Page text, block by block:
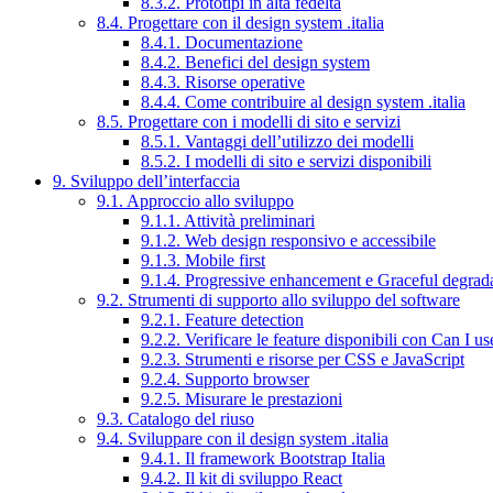
8.4. Progettare con il design system .italia
8.4.1. Documentazione
8.4.2. Benefici del design system
8.4.3. Risorse operative
8.4.4. Come contribuire al design system .italia
8.5. Progettare con i modelli di sito e servizi
8.5.1. Vantaggi dell’utilizzo dei modelli
8.5.2. I modelli di sito e servizi disponibili
9. Sviluppo dell’interfaccia
9.1. Approccio allo sviluppo
9.1.1. Attività preliminari
9.1.2. Web design responsivo e accessibile
9.1.3. Mobile first
9.1.4. Progressive enhancement e Graceful
9.2. Strumenti di supporto allo sviluppo del software
9.2.1. Feature detection
9.2.2. Verificare le feature disponibili con Can I
9.2.3. Strumenti e risorse per CSS e JavaScript
9.2.4. Supporto browser
9.2.5. Misurare le prestazioni
9.3. Catalogo del riuso
9.4. Sviluppare con il design system .italia
9.4.1. Il framework Bootstrap Italia
9.4.2. Il kit di sviluppo React